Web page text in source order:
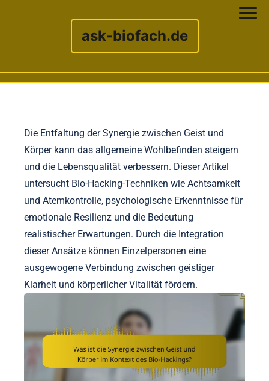
ask-biofach.de
Die Entfaltung der Synergie zwischen Geist und
Körper kann das allgemeine Wohlbefinden steigern
und die Lebensqualität verbessern. Dieser Artikel
untersucht Bio-Hacking-Techniken wie Achtsamkeit
und Atemkontrolle, psychologische Erkenntnisse für
emotionale Resilienz und die Bedeutung
realistischer Erwartungen. Durch die Integration
dieser Ansätze können Einzelpersonen eine
ausgewogene Verbindung zwischen geistiger
Klarheit und körperlicher Vitalität fördern.